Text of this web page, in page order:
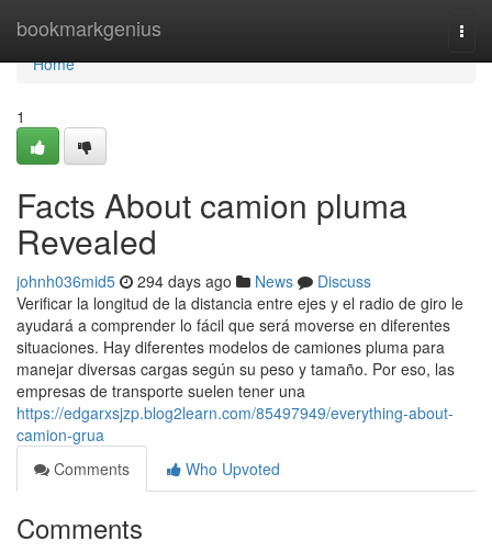
bookmarkgenius
Home
Home
1
Facts About camion pluma
Revealed
johnh036mid5 294 days ago News
Discuss
Verificar la longitud de la distancia entre ejes y el radio de giro le
ayudará a comprender lo fácil que será moverse en diferentes
situaciones. Hay diferentes modelos de camiones pluma para
manejar diversas cargas según su peso y tamaño. Por eso, las
empresas de transporte suelen tener una
https://edgarxsjzp.blog2learn.com/85497949/everything-about-
camion-grua
Comments
Who Upvoted
Comments